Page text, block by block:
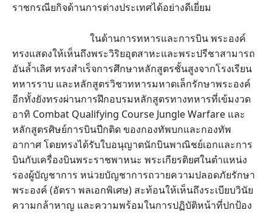
ราชกรณียกิจด้านการต่างประเทศได้อย่างดีเยี่ยม
ในด้านการทหารและการบิน พระองค์
ทรงแสดงให้เห็นถึงพระวิริยอุตสาหะและพระปรีชาสามารถ
อันล้ำเลิศ ทรงสำเร็จการศึกษาหลักสูตรชั้นสูงจากโรงเรียน
ทหารราบ และหลักสูตรวิชาทหารมหาดเล็กรักษาพระองค์
อีกทั้งยังทรงผ่านการฝึกอบรมหลักสูตรทางทหารที่เข้มงวด
อาทิ Combat Qualifying Course Jungle Warfare และ
หลักสูตรศิษย์การบินปีกติด ของกองทัพบกและกองทัพ
อากาศ โดยทรงได้รับใบอนุญาตนักบินพาณิชย์เอกและการ
บินกับเครื่องบินพระราชพาหนะ พระเกียรติยศในตำแหน่ง
รองผู้บัญชาการ หน่วยบัญชาการถวายความปลอดภัยรักษา
พระองค์ (อัตรา พลเอกพิเศษ) สะท้อนให้เห็นถึงระเบียบวินัย
ความกล้าหาญ และความพร้อมในการปฏิบัติหน้าที่ปกป้อง